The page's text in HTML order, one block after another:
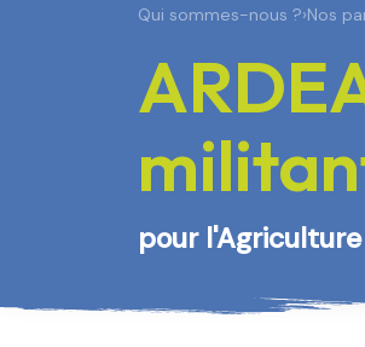
Qui sommes-nous ?›Nos
pour